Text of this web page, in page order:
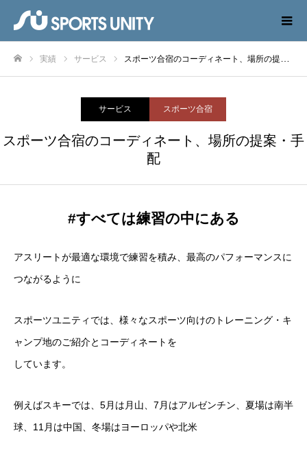
実績 サービス スポーツ合宿のコーディネート、場所の提案・手配
サービス スポーツ合宿
スポーツ合宿のコーディネート、場所の提案・手
配
#すべては練習の中にある
アスリートが最適な環境で練習を積み、最高のパフォーマンスに
つながるように
スポーツユニティでは、様々なスポーツ向けのトレーニング・キ
ャンプ地のご紹介とコーディネートを
しています。
例えばスキーでは、5月は月山、7月はアルゼンチン、夏場は南半
球、11月は中国、冬場はヨーロッパや北米